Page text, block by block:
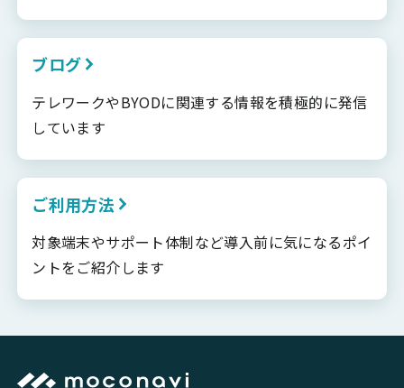
ブログ
テレワークやBYODに関連する情報を積極的に発信
しています
ご利用方法
対象端末やサポート体制など導入前に気になるポイ
ントをご紹介します